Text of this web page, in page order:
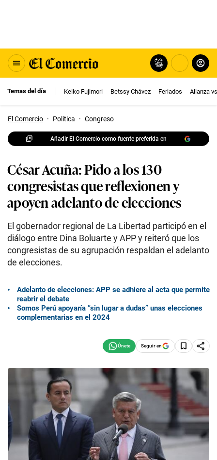
Temas del día Keiko Fujimori Betssy Chávez Feriados Alianza
El Comercio · Politica · Congreso
Añadir El Comercio como fuente preferida en
César Acuña: Pido a los 130
congresistas que reflexionen y
apoyen adelanto de elecciones
El gobernador regional de La Libertad participó en el
diálogo entre Dina Boluarte y APP y reiteró que los
congresistas de su agrupación respaldan el adelanto
de elecciones.
Adelanto de elecciones: APP se adhiere al acta que permite
reabrir el debate
Somos Perú apoyaría “sin lugar a dudas” unas elecciones
complementarias en el 2024
Seguir en